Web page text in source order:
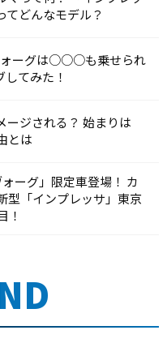
てどんなモデル？
ォーグは○○○も乗せられ
てみた！
ージされる？ 始まりは
とは
ーグ」限定車登場！ カ
型「インプレッサ」東京
！